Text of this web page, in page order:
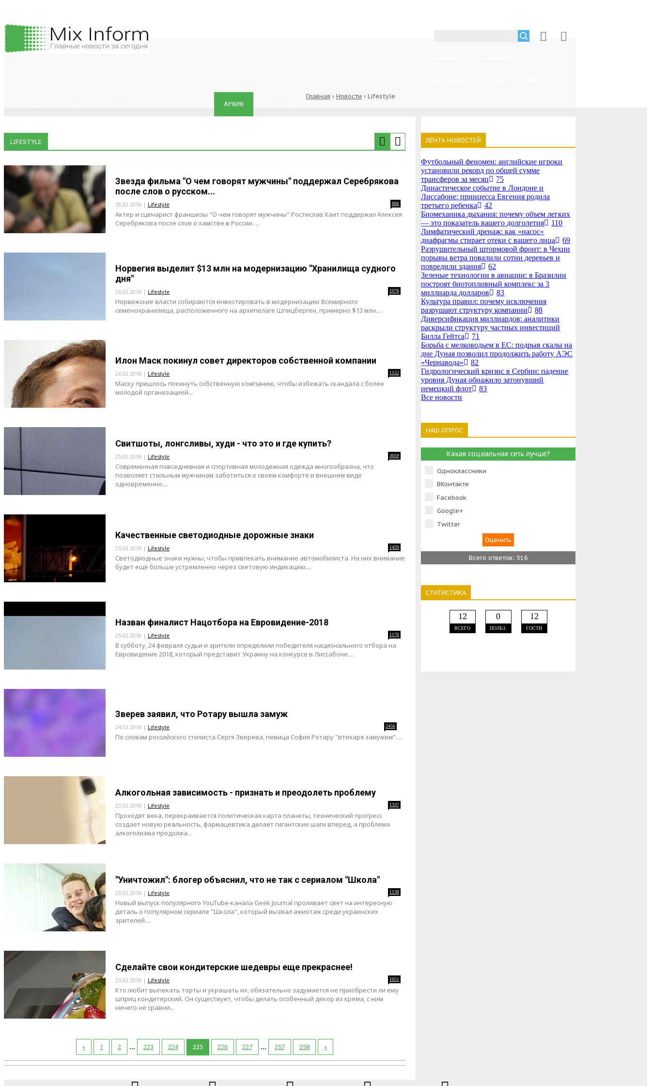
АРХИВ
Главная › Новости › Lifestyle
LIFESTYLE
Звезда фильма "О чем говорят мужчины" поддержал Серебрякова
после слов о русском...
28.02.2018 | Lifestyle 886
Актер и сценарист франшизы "О чем говорят мужчины" Ростислав Хаит поддержал Алексея
Серебрякова после слов о хамстве в России. ...
Норвегия выделит $13 млн на модернизацию "Хранилища судного
дня"
26.02.2018 | Lifestyle 1076
Норвежские власти собираются инвестировать в модернизацию Всемирного
семенохранилища, расположенного на архипелаге Шпицберген, примерно $13 млн....
Илон Маск покинул совет директоров собственной компании
26.02.2018 | Lifestyle 1152
Маску пришлось покинуть собственную компанию, чтобы избежать скандала с более
молодой организацией...
Свитшоты, лонгсливы, худи - что это и где купить?
25.02.2018 | Lifestyle 3059
Современная повседневная и спортивная молодежная одежда многообразна, что
позволяет стильным мужчинам заботиться о своем комфорте и внешнем виде
одновременно....
Качественные светодиодные дорожные знаки
25.02.2018 | Lifestyle 1420
Светодиодные знаки нужны, чтобы привлекать внимание автомобилиста. На них внимание
будет ещё больше устремленно через световую индикацию....
Назван финалист Нацотбора на Евровидение-2018
25.02.2018 | Lifestyle 1176
В субботу, 24 февраля судьи и зрители определили победителя национального отбора на
Евровидение 2018, который представит Украину на конкурсе в Лиссабоне....
Зверев заявил, что Ротару вышла замуж
24.02.2018 | Lifestyle 2456
По словам российского стилиста Сергя Зверева, певица София Ротару "втихаря замужем"....
Алкогольная зависимость - признать и преодолеть проблему
23.02.2018 | Lifestyle 1337
Проходят века, перекраивается политическая карта планеты, технический прогресс
создает новую реальность, фармацевтика делает гигантские шаги вперед, а проблема
алкоголизма продолжа...
"Уничтожил": блогер объяснил, что не так с сериалом "Школа"
23.02.2018 | Lifestyle 1138
Новый выпуск популярного YouTube-канала Geek Journal проливает свет на интересную
деталь о популярном сериале "Школа", который вызвал ажиотаж среди украинских
зрителей....
Сделайте свои кондитерские шедевры еще прекраснее!
23.02.2018 | Lifestyle 1051
Кто любит выпекать торты и украшать их, обязательно задумается не приобрести ли ему
шприц кондитерский. Он существует, чтобы делать особенный декор из крема, с ним
ничего не сравни...
« 1 2 ... 223 224 225 226 227 ... 257 258 »
ЛЕНТА НОВОСТЕЙ
Футбольный феномен: английские игроки
установили рекорд по общей сумме
трансферов за месяц
75
Династическое событие в Лондоне и
Лиссабоне: принцесса Евгения родила
третьего ребенка
42
Биомеханика дыхания: почему объем легких
— это показатель вашего долголетия
110
Лимфатический дренаж: как «насос»
диафрагмы стирает отеки с вашего лица
69
Разрушительный штормовой фронт: в Чехии
порывы ветра повалили сотни деревьев и
повредили здания
62
Зеленые технологии в авиации: в Бразилии
построят биотопливный комплекс за 3
миллиарда долларов
83
Культура правил: почему исключения
разрушают структуру компании
88
Диверсификация миллиардов: аналитики
раскрыли структуру частных инвестиций
Билла Гейтса
71
Борьба с мелководьем в ЕС: подрыв скалы на
дне Дуная позволил продолжить работу АЭС
«Чернавода»
82
Гидрологический кризис в Сербии: падение
уровня Дуная обнажило затонувший
немецкий флот
83
Все новости
НАШ ОПРОС
Какая социальная сеть лучше?
Одноклассники
ВКонтакте
Facebook
Google+
Тwitter
Всего ответов: 516
СТАТИСТИКА
12
ВСЕГО
0
ПОЛЬЗ.
12
ГОСТИ